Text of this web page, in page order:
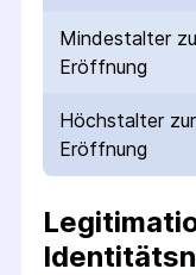
Mindestalter
Eröffnung
Höchstalter zur
Eröffnung